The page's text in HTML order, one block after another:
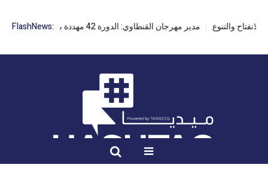
FlashNews: مدير مهرجان القنطاوي: الدورة 42 مهددة بسبب تأخر التراخيص